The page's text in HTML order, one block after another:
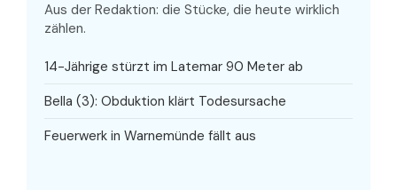
Aus der Redaktion: die Stücke, die heute wirklich
zählen.
14-Jährige stürzt im Latemar 90 Meter ab
Bella (3): Obduktion klärt Todesursache
Feuerwerk in Warnemünde fällt aus